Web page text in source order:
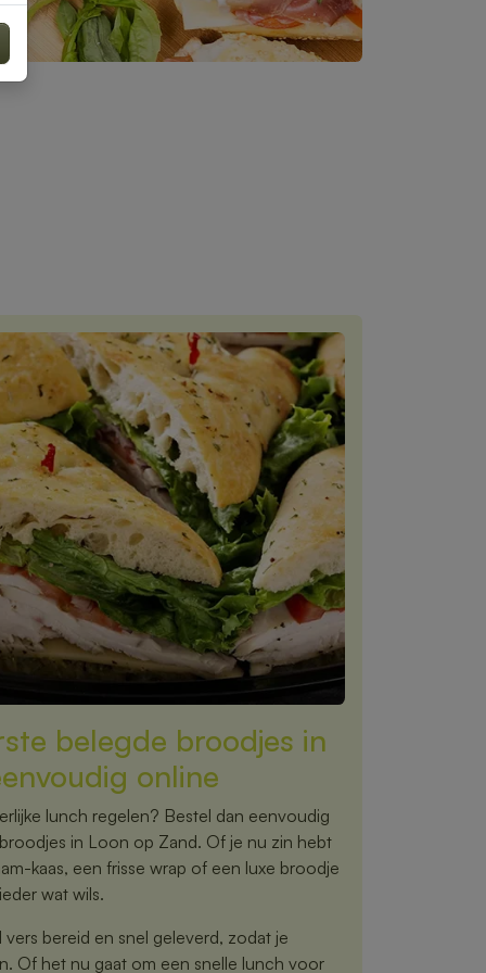
belegde broodjes in
online
lunch regelen? Bestel dan eenvoudig
in Loon op Zand. Of je nu zin hebt
kaas, een frisse wrap of een luxe broodje
wat wils.
bereid en snel geleverd, zodat je
Of het nu gaat om een snelle lunch voor